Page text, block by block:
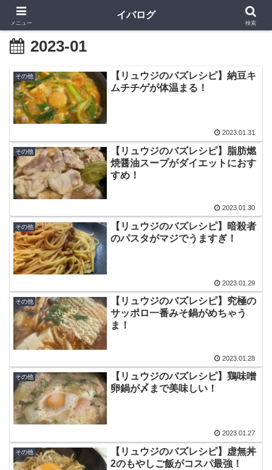
2023-01
その他
【リュウジのバズレシピ】納豆キ
ムチチゲが体温まる！
2023.01.31
その他
【リュウジのバズレシピ】脂肪燃
焼醤油スープがダイエットにおす
すめ！
2023.01.30
その他
【リュウジのバズレシピ】暗殺者
のパスタがマジでうますぎ！
2023.01.29
その他
【リュウジのバズレシピ】究極の
サッポロ一番みそ鍋がめちゃう
ま！
2023.01.28
その他
【リュウジのバズレシピ】鶏味噌
卵鍋が〆まで美味しい！
2023.01.27
その他
【リュウジのバズレシピ】虚無丼
2のもやしご飯がコスパ最強！
メニュー
イバログ
検索